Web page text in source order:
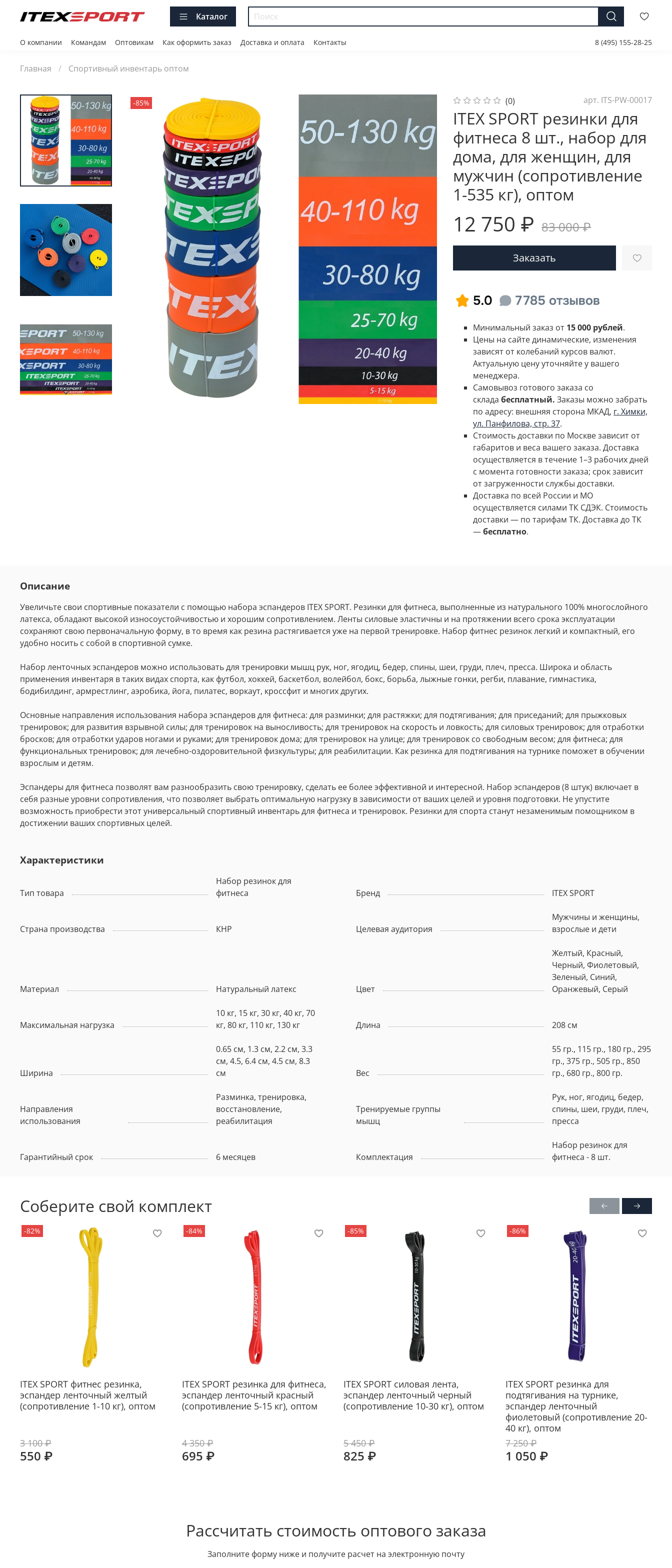
Каталог
О компании Командам Оптовикам Как оформить заказ Доставка и оплата Контакты 8 (495) 155-28-25
Главная Спортивный инвентарь оптом
-85% (0) арт. ITS-PW-00017
ITEX SPORT резинки для
фитнеса 8 шт., набор для
дома, для женщин, для
мужчин (сопротивление
1-535 кг), оптом
12 750 ₽ 83 000 ₽
Заказать
Минимальный заказ от 15 000 рублей.
Цены на сайте динамические, изменения
зависят от колебаний курсов валют.
Актуальную цену уточняйте у вашего
менеджера.
Самовывоз готового заказа со
склада бесплатный.Заказы можно забрать
по адресу: внешняя сторона МКАД, г. Химки,
ул. Панфилова, стр. 37.
Стоимость доставки по Москве зависит от
габаритов и веса вашего заказа.Доставка
осуществляется в течение 1–3 рабочих дней
с момента готовности заказа; срок зависит
от загруженности службы доставки.
Доставка по всей России и МО
осуществляется силами ТК СДЭК. Стоимость
доставки— по тарифам ТК. Доставка до ТК
—бесплатно.
Описание
Увеличьте свои спортивные показатели с помощью набора эспандеров ITEX SPORT. Резинки для фитнеса, выполненные из натурального 100% многослойного
латекса, обладают высокой износоустойчивостью и хорошим сопротивлением. Ленты силовые эластичны и на протяжении всего срока эксплуатации
сохраняют свою первоначальную форму, в то время как резина растягивается уже на первой тренировке. Набор фитнес резинок легкий и компактный, его
удобно носить с собой в спортивной сумке.
Набор ленточных эспандеров можно использовать для тренировки мышц рук, ног, ягодиц, бедер, спины, шеи, груди, плеч, пресса. Широка и область
применения инвентаря в таких видах спорта, как футбол, хоккей, баскетбол, волейбол, бокс, борьба, лыжные гонки, регби, плавание, гимнастика,
бодибилдинг, армрестлинг, аэробика, йога, пилатес, воркаут, кроссфит и многих других.
Основные направления использования набора эспандеров для фитнеса: для разминки; для растяжки; для подтягивания; для приседаний; для прыжковых
тренировок; для развития взрывной силы; для тренировок на выносливость; для тренировок на скорость и ловкость; для силовых тренировок; для отработки
бросков; для отработки ударов ногами и руками; для тренировок дома; для тренировок на улице; для тренировок со свободным весом; для фитнеса; для
функциональных тренировок; для лечебно-оздоровительной физкультуры; для реабилитации. Как резинка для подтягивания на турнике поможет в обучении
взрослым и детям.
Эспандеры для фитнеса позволят вам разнообразить свою тренировку, сделать ее более эффективной и интересной. Набор эспандеров (8 штук) включает в
себя разные уровни сопротивления, что позволяет выбрать оптимальную нагрузку в зависимости от ваших целей и уровня подготовки. Не упустите
возможность приобрести этот универсальный спортивный инвентарь для фитнеса и тренировок. Резинки для спорта станут незаменимым помощником в
достижении ваших спортивных целей.
Характеристики
Тип товара
Набор резинок для
фитнеса
Бренд ITEX SPORT
Страна производства КНР Целевая аудитория
Мужчины и женщины,
взрослые и дети
Материал Натуральный латекс Цвет
Желтый, Красный,
Черный, Фиолетовый,
Зеленый, Синий,
Оранжевый, Серый
Максимальная нагрузка
10 кг, 15 кг, 30 кг, 40 кг, 70
кг, 80 кг, 110 кг, 130 кг
Длина 208 см
Ширина
0.65 см, 1.3 см, 2.2 см, 3.3
см, 4.5, 6.4 см, 4.5 см, 8.3
см
Вес
55 гр., 115 гр., 180 гр., 295
гр., 375 гр., 505 гр., 850
гр., 680 гр., 800 гр.
Направления
использования
Разминка, тренировка,
восстановление,
реабилитация
Тренируемые группы
мышц
Рук, ног, ягодиц, бедер,
спины, шеи, груди, плеч,
пресса
Гарантийный срок 6 месяцев Комплектация
Набор резинок для
фитнеса - 8 шт.
Соберите свой комплект
-82%
ITEX SPORT фитнес резинка,
эспандер ленточный желтый
(сопротивление 1-10 кг), оптом
3 100 ₽
550 ₽
-84%
ITEX SPORT резинка для фитнеса,
эспандер ленточный красный
(сопротивление 5-15 кг), оптом
4 350 ₽
695 ₽
-85%
ITEX SPORT силовая лента,
эспандер ленточный черный
(сопротивление 10-30 кг), оптом
5 450 ₽
825 ₽
-86%
ITEX SPORT резинка для
подтягивания на турнике,
эспандер ленточный
фиолетовый (сопротивление 20-
40 кг), оптом
7 250 ₽
1 050 ₽
Рассчитать стоимость оптового заказа
Заполните форму ниже и получите расчет на электронную почту